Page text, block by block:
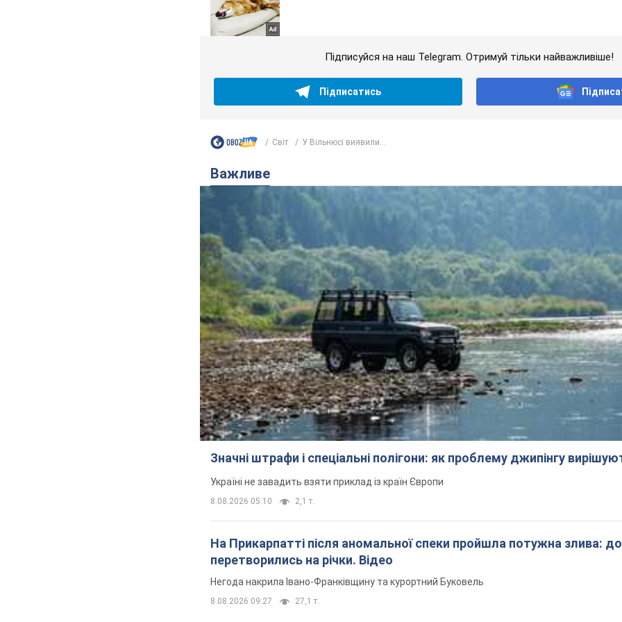
Підписуйся на наш Telegram. Отримуй тільки найважливіше!
Підписатись
Світ У Вільнюсі виявили...
Важливе
Значні штрафи і спеціальні полігони: як проблему джипінгу
Україні не завадить взяти приклад із країн Європи
8.08.2026 05:10 2,1 т.
На Прикарпатті після аномальної спеки пройшла потужна злива:
перетворились на річки. Відео
Негода накрила Івано-Франківщину та курортний Буковель
8.08.2026 09:27 27,1 т.